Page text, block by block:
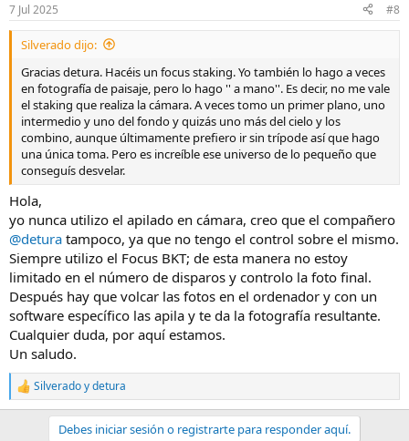
7 Jul 2025 #8
Silverado dijo:
Gracias detura. Hacéis un focus staking. Yo también lo hago a veces
en fotografía de paisaje, pero lo hago '' a mano''. Es decir, no me vale
el staking que realiza la cámara. A veces tomo un primer plano, uno
intermedio y uno del fondo y quizás uno más del cielo y los
combino, aunque últimamente prefiero ir sin trípode así que hago
una única toma. Pero es increíble ese universo de lo pequeño que
conseguís desvelar.
Hola,
yo nunca utilizo el apilado en cámara, creo que el compañero
@detura tampoco, ya que no tengo el control sobre el mismo.
Siempre utilizo el Focus BKT; de esta manera no estoy
limitado en el número de disparos y controlo la foto final.
Después hay que volcar las fotos en el ordenador y con un
software específico las apila y te da la fotografía resultante.
Cualquier duda, por aquí estamos.
Un saludo.
R
e
Silveradoydetura
Debes iniciar sesión o registrarte para responder aquí.